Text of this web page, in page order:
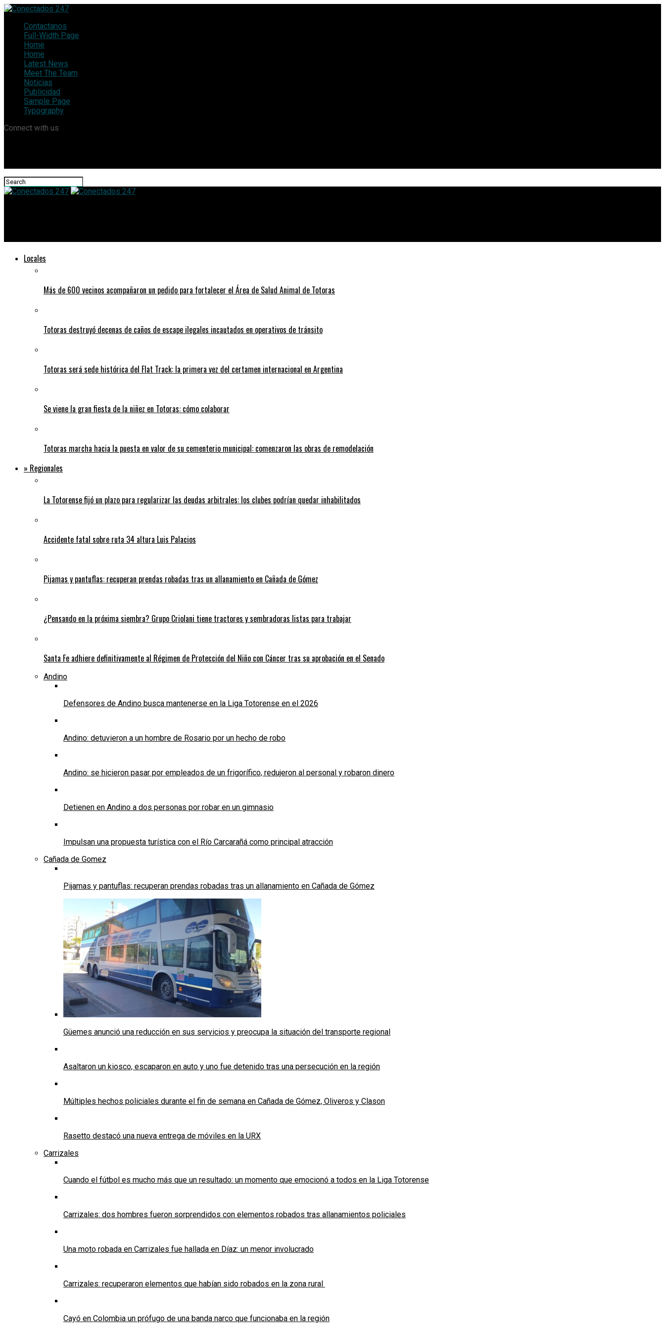
Contactanos
Full-Width Page
Home
Home
Latest News
Meet The Team
Noticias
Publicidad
Sample Page
Typography
Connect with us
Locales
Más de 600 vecinos acompañaron un pedido para fortalecer el Área de Salud Animal de Totoras
Totoras destruyó decenas de caños de escape ilegales incautados en operativos de tránsito
Totoras será sede histórica del Flat Track: la primera vez del certamen internacional en Argentina
Se viene la gran fiesta de la niñez en Totoras: cómo colaborar
Totoras marcha hacia la puesta en valor de su cementerio municipal: comenzaron las obras de remodelación
» Regionales
La Totorense fijó un plazo para regularizar las deudas arbitrales: los clubes podrían quedar inhabilitados
Accidente fatal sobre ruta 34 altura Luis Palacios
Pijamas y pantuflas: recuperan prendas robadas tras un allanamiento en Cañada de Gómez
¿Pensando en la próxima siembra? Grupo Criolani tiene tractores y sembradoras listas para trabajar
Santa Fe adhiere definitivamente al Régimen de Protección del Niño con Cáncer tras su aprobación en el Senado
Andino
Defensores de Andino busca mantenerse en la Liga Totorense en el 2026
Andino: detuvieron a un hombre de Rosario por un hecho de robo
Andino: se hicieron pasar por empleados de un frigorífico, redujeron al personal y robaron dinero
Detienen en Andino a dos personas por robar en un gimnasio
Impulsan una propuesta turística con el Río Carcarañá como principal atracción
Cañada de Gomez
Pijamas y pantuflas: recuperan prendas robadas tras un allanamiento en Cañada de Gómez
Güemes anunció una reducción en sus servicios y preocupa la situación del transporte regional
Asaltaron un kiosco, escaparon en auto y uno fue detenido tras una persecución en la región
Múltiples hechos policiales durante el fin de semana en Cañada de Gómez, Oliveros y Clason
Rasetto destacó una nueva entrega de móviles en la URX
Carrizales
Cuando el fútbol es mucho más que un resultado: un momento que emocionó a todos en la Liga Totorense
Carrizales: dos hombres fueron sorprendidos con elementos robados tras allanamientos policiales
Una moto robada en Carrizales fue hallada en Díaz: un menor involucrado
Carrizales: recuperaron elementos que habían sido robados en la zona rural
Cayó en Colombia un prófugo de una banda narco que funcionaba en la región